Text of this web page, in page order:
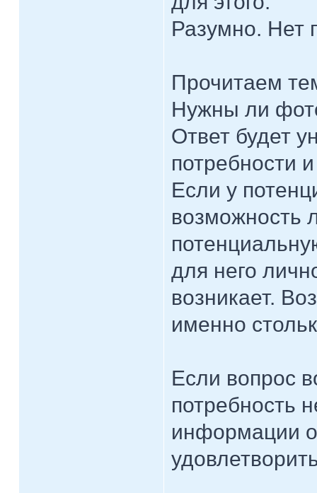
Разумно. Нет
Прочитаем
Нужны ли
Ответ будет
потребности
Если у
возможность
для него
возникает.
именно
Если вопрос
потребность
информации